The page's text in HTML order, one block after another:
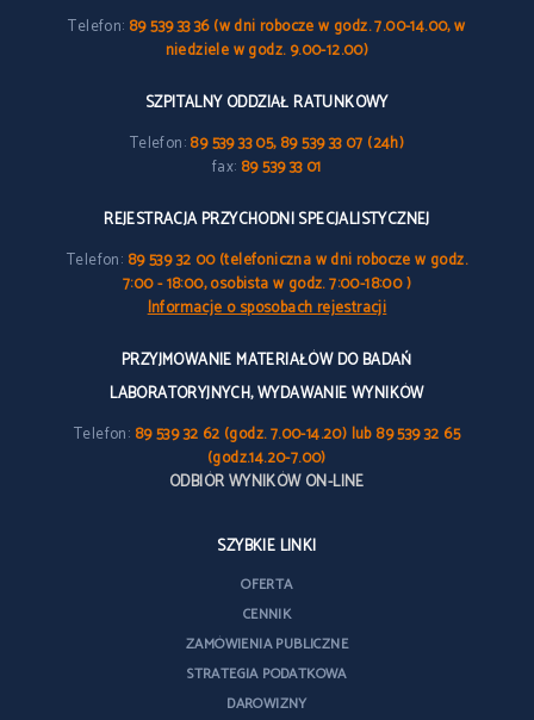
Telefon: 89 539 33 36 (w dni robocze w godz. 7.00-14.00, w
niedziele w godz. 9.00-12.00)
SZPITALNY ODDZIAŁ RATUNKOWY
Telefon:89 539 33 05, 89 539 33 07 (24h)
fax: 89 539 33 01
REJESTRACJA PRZYCHODNI SPECJALISTYCZNEJ
Telefon: 89 539 32 00 (telefoniczna w dni robocze w godz.
7:00 - 18:00, osobista w godz. 7:00-18:00 )
Informacje o sposobach rejestracji
PRZYJMOWANIE MATERIAŁÓW DO BADAŃ
LABORATORYJNYCH, WYDAWANIE WYNIKÓW
Telefon: 89 539 32 62 (godz. 7.00-14.20) lub 89 539 32 65
(godz.14.20-7.00)
ODBIÓR WYNIKÓW ON-LINE
SZYBKIE LINKI
OFERTA
CENNIK
ZAMÓWIENIA PUBLICZNE
STRATEGIA PODATKOWA
DAROWIZNY